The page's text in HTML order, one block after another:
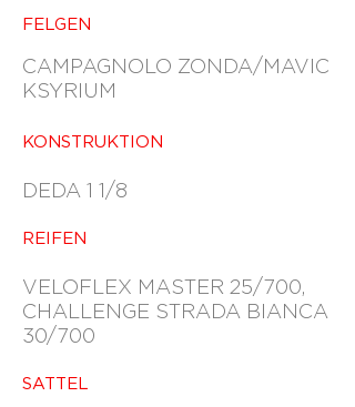
CAMPAGNOLO ZONDA/MAVIC
KSYRIUM
FELGEN
VELOFLEX MASTER 25/700,
CHALLENGE STRADA BIANCA
30/700
REIFEN
KONSTRUKTION
DEDA 1 1/8
SATTEL